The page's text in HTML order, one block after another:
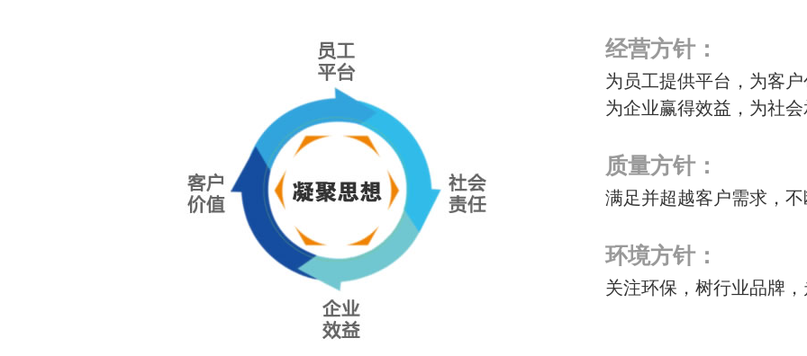
经营方针：
为员工提供平台，为客
为企业赢得效益，为社
质量方针：
满足并超越客户需求，
环境方针：
关注环保，树行业品牌